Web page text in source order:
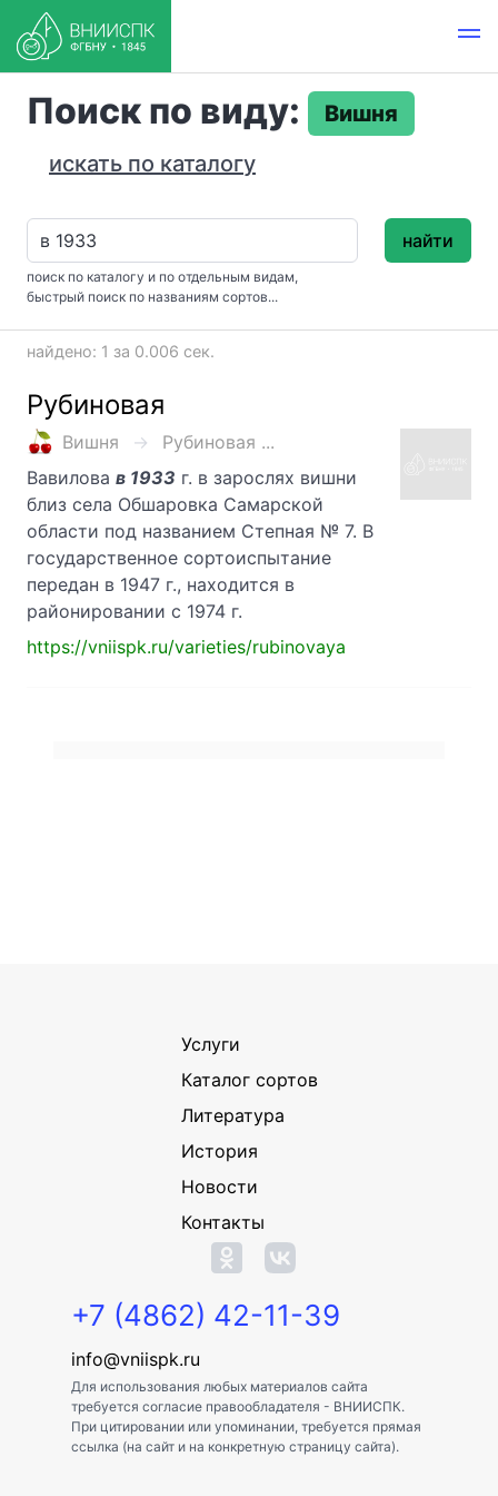
Поиск по виду:
Вишня
искать по каталогу
поиск по каталогу и по отдельным видам,
быстрый поиск по названиям сортов...
найти
найдено: 1 за 0.006 сек.
Рубиновая
Вишня
Рубиновая ...
Вавилова в 1933 г. в зарослях вишни
близ села Обшаровка Самарской
области под названием Степная № 7. В
государственное сортоиспытание
передан в 1947 г., находится в
районировании с 1974 г.
https://vniispk.ru/varieties/rubinovaya
Услуги
Каталог сортов
Литература
История
Новости
Контакты
+7 (4862) 42-11-39
info@vniispk.ru
Для использования любых материалов сайта
требуется согласие правообладателя - ВНИИСПК.
При цитировании или упоминании, требуется прямая
ссылка (на сайт и на конкретную страницу сайта).